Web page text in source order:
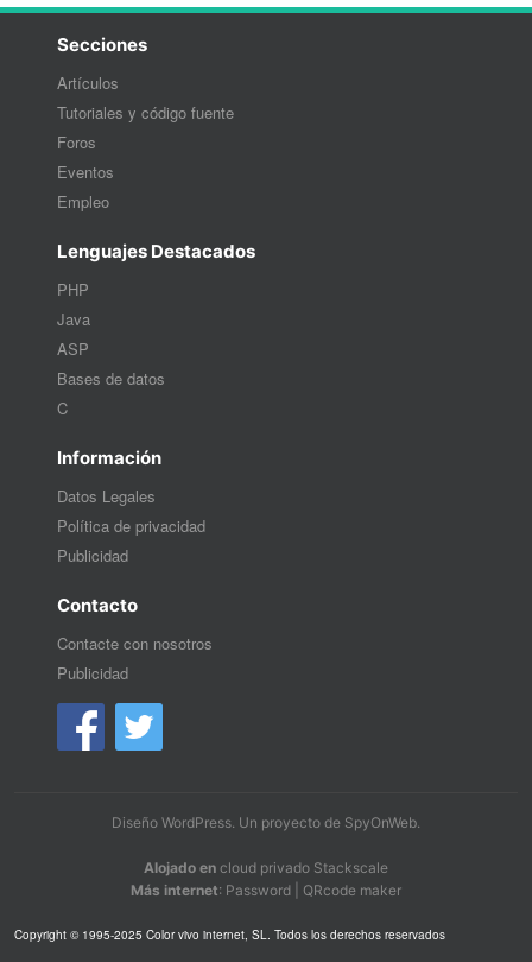
Secciones
Artículos
Tutoriales y código fuente
Foros
Eventos
Empleo
Lenguajes Destacados
PHP
Java
ASP
Bases de datos
C
Información
Datos Legales
Política de privacidad
Publicidad
Contacto
Contacte con nosotros
Publicidad
Diseño WordPress. Un proyecto de SpyOnWeb.
Alojado en cloud privado Stackscale
Más internet: Password QRcode maker
Copyright © 1995-2025 Color vivo internet, SL. Todos los derechos reservados